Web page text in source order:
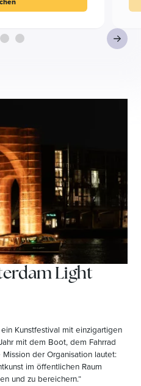
Light
Kunstfestival mit einzigartigen
mit dem Boot, dem Fahrrad
der Organisation lautet:
im öffentlichen Raum
und zu bereichern.“